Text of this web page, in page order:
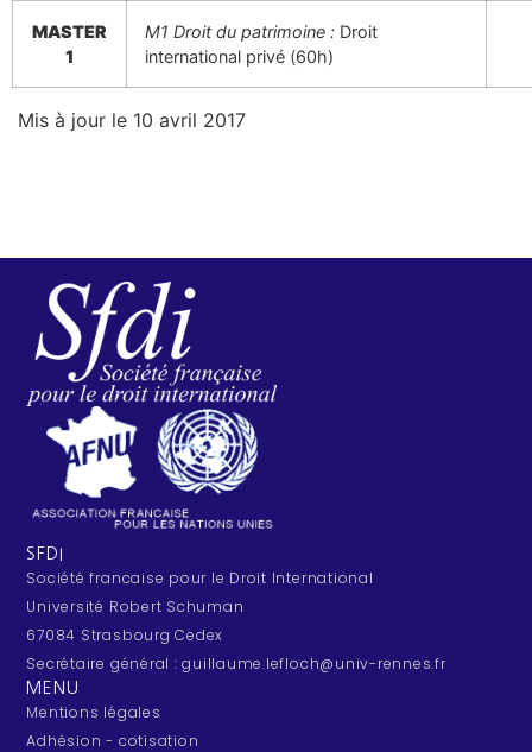
MASTER
1
M1 Droit du patrimoine : Droit
international privé (60h)
Mis à jour le 10 avril 2017
SFDI
Société francaise pour le Droit International
Université Robert Schuman
67084 Strasbourg Cedex
Secrétaire général : guillaume.lefloch@univ-rennes.fr
MENU
Mentions légales
Adhésion - cotisation